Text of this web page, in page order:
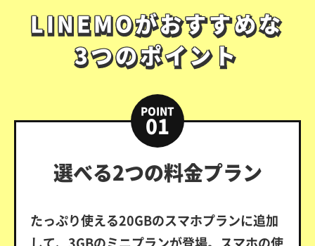
LINEMOがおすすめな
3つのポイント
LINEMOがおすすめな
3つのポイント
POINT
01
選べる2つの料金プラン
たっぷり使える20GBのスマホプランに追加
して、3GBのミニプランが登場。スマホの使